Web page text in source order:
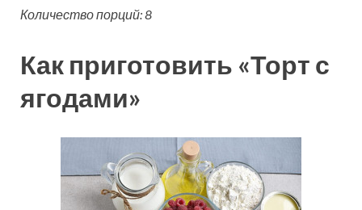
Количество порций: 8
Как приготовить «Торт с
ягодами»